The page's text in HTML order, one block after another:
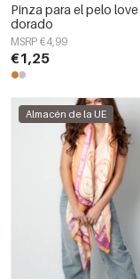
Pinza para el pelo love
dorado
MSRP €4,99
€1,25
Almacén de la UE